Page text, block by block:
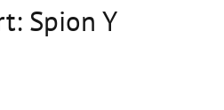
Spion Y